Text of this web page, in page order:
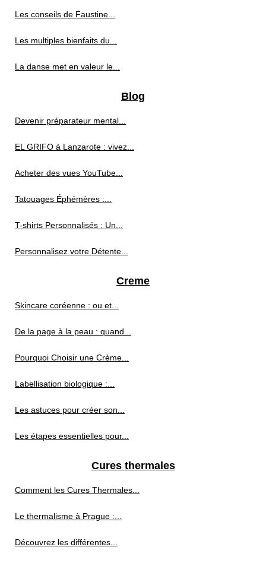
Les conseils de Faustine...
Les multiples bienfaits du...
La danse met en valeur le...
Blog
Devenir préparateur mental...
EL GRIFO à Lanzarote : vivez...
Acheter des vues YouTube...
Tatouages Éphémères :...
T-shirts Personnalisés : Un...
Personnalisez votre Détente...
Creme
Skincare coréenne : ou et...
De la page à la peau : quand...
Pourquoi Choisir une Crème...
Labellisation biologique :...
Les astuces pour créer son...
Les étapes essentielles pour...
Cures thermales
Comment les Cures Thermales...
Le thermalisme à Prague :...
Découvrez les différentes...